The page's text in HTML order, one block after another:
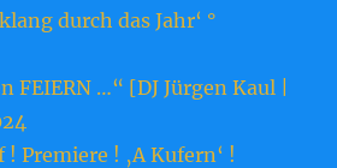
durch das Jahr‘ °
FEIERN …“ [DJ Jürgen Kaul |
Premiere ! ‚A Kufern‘ !